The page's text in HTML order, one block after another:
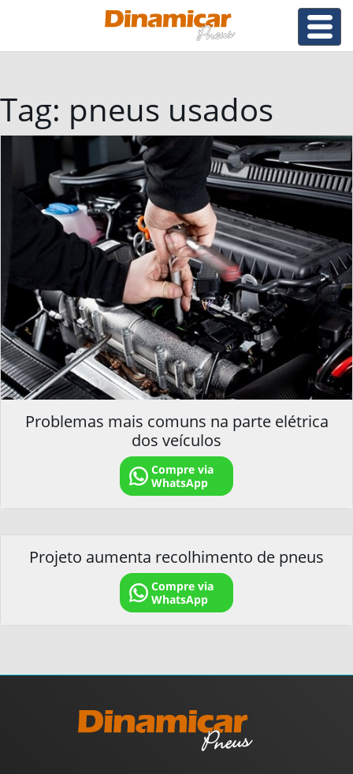
Tag: pneus usados
Problemas mais comuns na parte elétrica
dos veículos
Compre via
WhatsApp
Projeto aumenta recolhimento de pneus
Compre via
WhatsApp